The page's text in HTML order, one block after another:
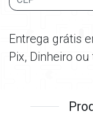
Entrega grátis
Pix, Dinheiro